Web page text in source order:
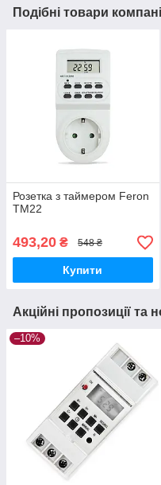
Подібні товари
Розетка з таймером Feron
TM22
493,20 ₴ 548 ₴
Купити
Акційні пропозиції та
–10%